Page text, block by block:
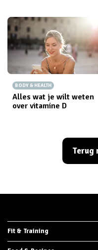
BODY & HEALTH
Alles wat je wilt weten
over vitamine D
Terug
Fit & Training